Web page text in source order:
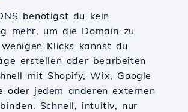
benötigst du kein
mehr, um die Domain zu
Klicks kannst du
erstellen oder bearbeiten
mit Shopify, Wix, Google
oder jedem anderen externen
Schnell, intuitiv, nur